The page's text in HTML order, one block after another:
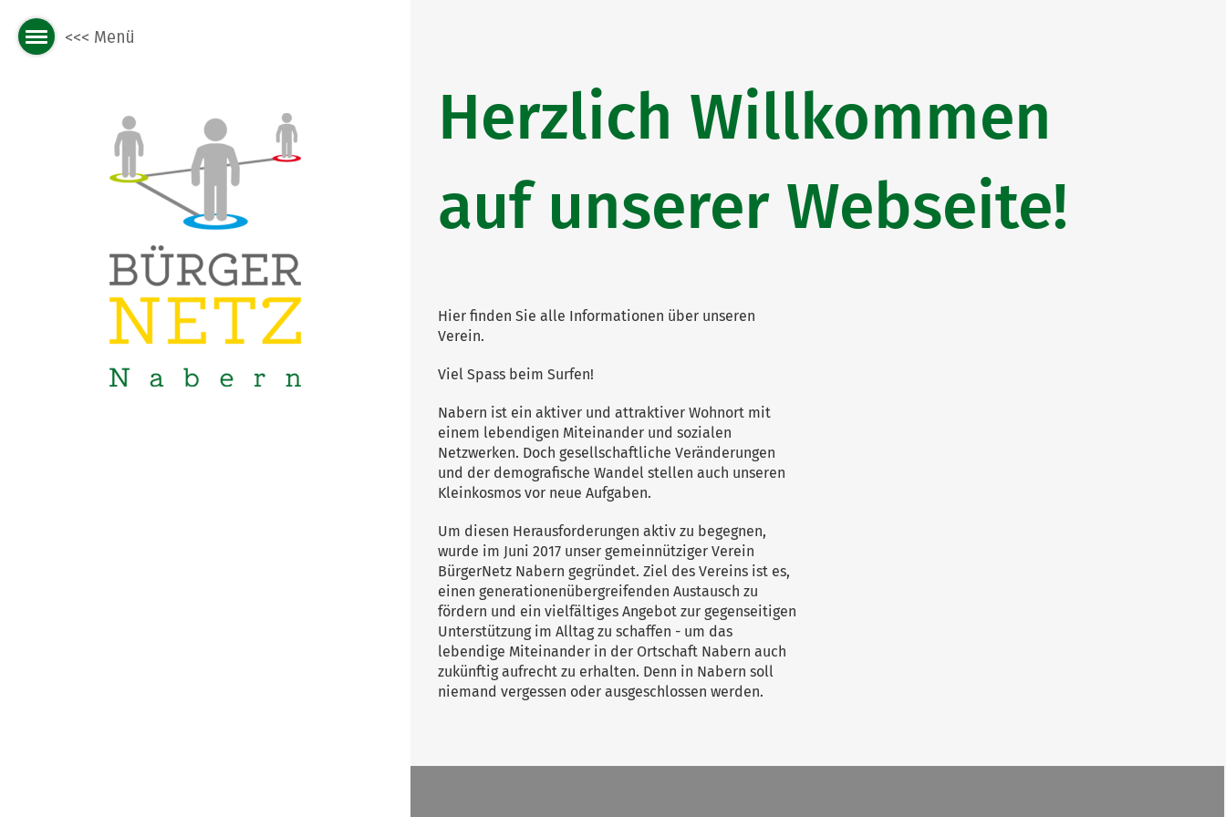
Herzlich Willkommen
auf unserer Webseite!
Hier finden Sie alle Informationen über unseren
Verein.
Viel Spass beim Surfen!
Nabern ist ein aktiver und attraktiver Wohnort mit
einem lebendigen Miteinander und sozialen
Netzwerken. Doch gesellschaftliche Veränderungen
und der demografische Wandel stellen auch unseren
Kleinkosmos vor neue Aufgaben.
Um diesen Herausforderungen aktiv zu begegnen,
wurde im Juni 2017 unser gemeinnütziger Verein
BürgerNetz Nabern gegründet. Ziel des Vereins ist es,
einen generationenübergreifenden Austausch zu
fördern und ein vielfältiges Angebot zur gegenseitigen
Unterstützung im Alltag zu schaffen - um das
lebendige Miteinander in der Ortschaft Nabern auch
zukünftig aufrecht zu erhalten. Denn in Nabern soll
niemand vergessen oder ausgeschlossen werden.